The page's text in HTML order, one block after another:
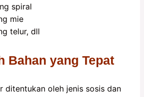
spiral
mie
telur, dll
Bahan yang Tepat
ditentukan oleh jenis sosis dan